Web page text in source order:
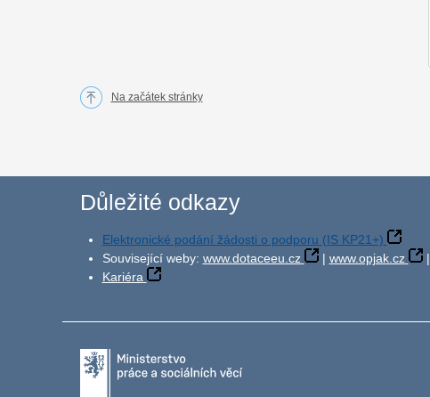
Na začátek stránky
Důležité odkazy
Elektronické podání žádosti o podporu (IS KP21+)
Související weby: www.dotaceeu.cz | www.opjak.cz |
Kariéra